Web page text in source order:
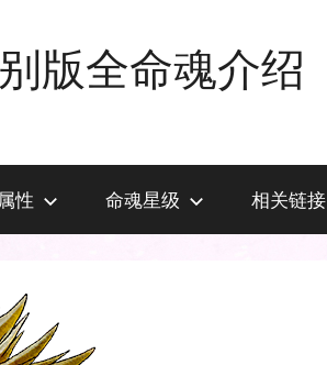
版全命魂介绍
性 命魂星级 相关链接